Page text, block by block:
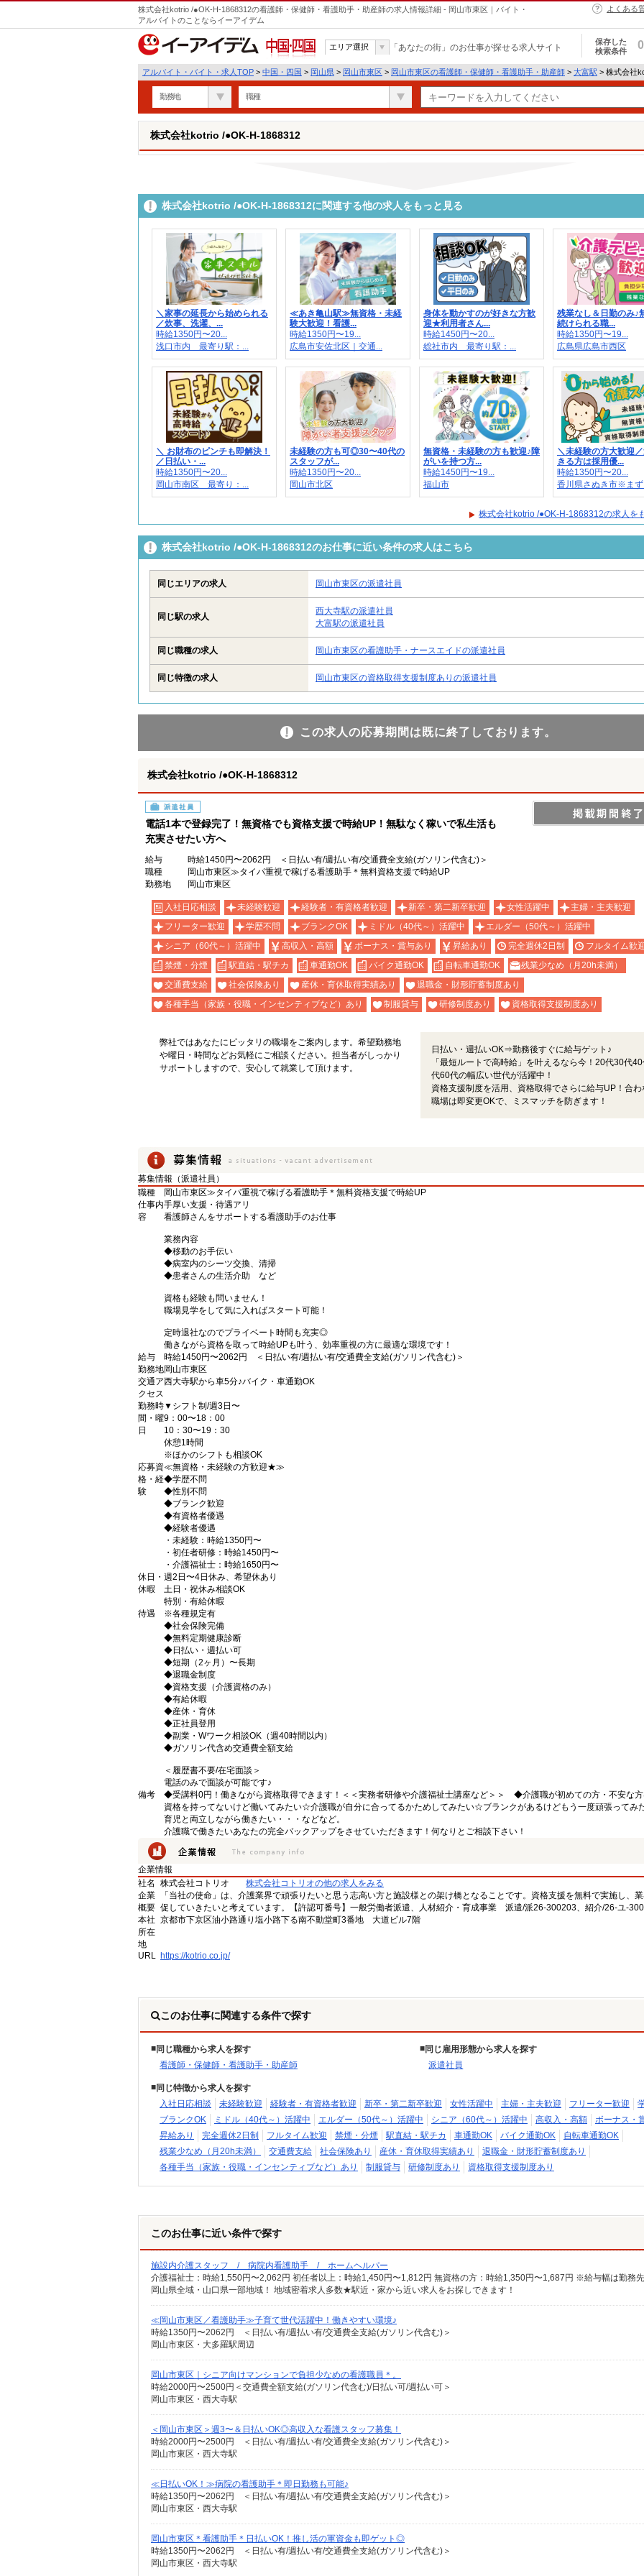
株式会社kotrio /●OK-H-1868312の看護師・保健師・看護助手・助産師の求人情報詳細 - 岡山市東区｜バイト・
アルバイトのことならイーアイデム
よくある
中国・四国
エリア選択 「あなたの街」のお仕事が探せる求人サイト
保存した
検索条件
0
アルバイト・バイト・求人TOP > 中国・四国 > 岡山県 > 岡山市東区 > 岡山市東区の看護師・保健師・看護助手・助産師 > 大富駅 > 株式会社
勤務地 職種
株式会社kotrio /●OK-H-1868312
株式会社kotrio /●OK-H-1868312に関連する他の求人をもっと見る
＼家事の延長から始められる
／炊事、洗濯、...
時給1350円〜20...
浅口市内 最寄り駅：...
≪あき亀山駅≫無資格・未経
験大歓迎！看護...
時給1350円〜19...
広島市安佐北区｜交通...
身体を動かすのが好きな方歓
迎★利用者さん...
時給1450円〜20...
総社市内 最寄り駅：...
残業なし＆日勤のみ♪
続けられる職...
時給1350円〜19...
広島県広島市西区
＼ お財布のピンチも即解決！
／日払い・...
時給1350円〜20...
岡山市南区 最寄り：...
未経験の方も可◎30〜40代の
スタッフが...
時給1350円〜20...
岡山市北区
無資格・未経験の方も歓迎♪障
がいを持つ方...
時給1450円〜19...
福山市
＼未経験の方大歓迎
きる方は採用優...
時給1350円〜20...
香川県さぬき市※まず
株式会社kotrio /●OK-H-1868312の求人を
株式会社kotrio /●OK-H-1868312のお仕事に近い条件の求人はこちら
同じエリアの求人 岡山市東区の派遣社員
同じ駅の求人
西大寺駅の派遣社員
大富駅の派遣社員
同じ職種の求人 岡山市東区の看護助手・ナースエイドの派遣社員
同じ特徴の求人 岡山市東区の資格取得支援制度ありの派遣社員
この求人の応募期間は既に終了しております。
株式会社kotrio /●OK-H-1868312
派遣社員
電話1本で登録完了！無資格でも資格支援で時給UP！無駄なく稼いで私生活も
充実させたい方へ
給与
時給1450円〜2062円 ＜日払い有/週払い有/交通費全支給(ガソリン代含む)＞
職種
岡山市東区≫タイパ重視で稼げる看護助手＊無料資格支援で時給UP
勤務地
岡山市東区
入社日応相談 未経験歓迎 経験者・有資格者歓迎 新卒・第二新卒歓迎 女性活躍中
主婦・主夫歓迎
フリーター歓迎
学歴不問 ブランクOK ミドル（40代～）活躍中
エルダー（50代～）活躍中
シニア（60代～）活躍中
高収入・高額 ボーナス・賞与あり 昇給あり 完全週休2日制
フルタイム歓
禁煙・分煙
駅直結・駅チカ 車通勤OK バイク通勤OK 自転車通勤OK
残業少なめ（月20h未満）
交通費支給
社会保険あり 産休・育休取得実績あり
退職金・財形貯蓄制度あり
各種手当（家族・役職・インセンティブなど）あり
制服貸与 研修制度あり 資格取得支援制度あり
弊社ではあなたにピッタリの職場をご案内します。希望勤務地
や曜日・時間などお気軽にご相談ください。担当者がしっかり
サポートしますので、安心して就業して頂けます。
日払い・週払いOK⇒勤務後すぐに給与ゲット♪
「最短ルートで高時給」を叶えるなら今！20代30代
代60代の幅広い世代が活躍中！
資格支援制度を活用、資格取得でさらに給与UP！合わ
職場は即変更OKで、ミスマッチを防ぎます！
募集情報（派遣社員）
職種
岡山市東区≫タイパ重視で稼げる看護助手＊無料資格支援で時給UP
仕事内
容
手厚い支援・待遇アリ
看護師さんをサポートする看護助手のお仕事
業務内容
◆移動のお手伝い
◆病室内のシーツ交換、清掃
◆患者さんの生活介助 など
資格も経験も問いません！
職場見学をして気に入ればスタート可能！
定時退社なのでプライベート時間も充実◎
働きながら資格を取って時給UPも叶う、効率重視の方に最適な環境です！
給与
時給1450円〜2062円 ＜日払い有/週払い有/交通費全支給(ガソリン代含む)＞
勤務地岡山市東区
交通ア
クセス
西大寺駅から車5分♪バイク・車通勤OK
勤務時
間・曜
日
▼シフト制/週3日〜
9：00〜18：00
10：30〜19：30
休憩1時間
※ほかのシフトも相談OK
応募資
格・経
験
≪無資格・未経験の方歓迎★≫
◆学歴不問
◆性別不問
◆ブランク歓迎
◆有資格者優遇
◆経験者優遇
・未経験：時給1350円〜
・初任者研修：時給1450円〜
・介護福祉士：時給1650円〜
休日・
休暇
週2日〜4日休み、希望休あり
土日・祝休み相談OK
特別・有給休暇
待遇
※各種規定有
◆社会保険完備
◆無料定期健康診断
◆日払い・週払い可
◆短期（2ヶ月）〜長期
◆退職金制度
◆資格支援（介護資格のみ）
◆有給休暇
◆産休・育休
◆正社員登用
◆副業・Wワーク相談OK（週40時間以内）
◆ガソリン代含め交通費全額支給
＜履歴書不要/在宅面談＞
電話のみで面談が可能です♪
備考
◆受講料0円！働きながら資格取得できます！＜＜実務者研修や介護福祉士講座など＞＞ ◆介護職が初めての方・不安な
資格を持ってないけど働いてみたい☆介護職が自分に合ってるかためしてみたい☆ブランクがあるけどもう一度頑張ってみ
育児と両立しながら働きたい・・・などなど。
介護職で働きたいあなたの完全バックアップをさせていただきます！何なりとご相談下さい！
企業情報
社名
株式会社コトリオ
株式会社コトリオの他の求人をみる
企業
概要
「当社の使命」は、介護業界で頑張りたいと思う志高い方と施設様との架け橋となることです。資格支援を無料で実施し、
促していきたいと考えています。【許認可番号】一般労働者派遣、人材紹介・育成事業 派遣/派26-300203、紹介/26-ユ-
本社
所在
地
京都市下京区油小路通り塩小路下る南不動堂町3番地 大道ビル7階
URL https://kotrio.co.jp/
このお仕事に関連する条件で探す
同じ職種から求人を探す
看護師・保健師・看護助手・助産師
同じ雇用形態から求人を探す
派遣社員
同じ特徴から求人を探す
入社日応相談
未経験歓迎 経験者・有資格者歓迎 新卒・第二新卒歓迎 女性活躍中 主婦・主夫歓迎 フリーター歓迎
ブランクOK
ミドル（40代～）活躍中 エルダー（50代～）活躍中 シニア（60代～）活躍中 高収入・高額
ボーナス・
昇給あり
完全週休2日制 フルタイム歓迎 禁煙・分煙 駅直結・駅チカ 車通勤OK バイク通勤OK
自転車通勤OK
残業少なめ（月20h未満）
交通費支給 社会保険あり 産休・育休取得実績あり
退職金・財形貯蓄制度あり
各種手当（家族・役職・インセンティブなど）あり
制服貸与 研修制度あり 資格取得支援制度あり
このお仕事に近い条件で探す
施設内介護スタッフ / 病院内看護助手 / ホームヘルパー
岡山県全域・山口県一部地域！ 地域密着求人多数★駅近・家から近い求人をお探しできます！
≪岡山市東区／看護助手≫子育て世代活躍中！働きやすい環境♪
時給1350円〜2062円 ＜日払い有/週払い有/交通費全支給(ガソリン代含む)＞
岡山市東区・大多羅駅周辺
岡山市東区｜シニア向けマンションで負担少なめの看護職員＊。
時給2000円〜2500円＜交通費全額支給(ガソリン代含む)/日払い可/週払い可＞
岡山市東区・西大寺駅
＜岡山市東区＞週3〜＆日払いOK◎高収入な看護スタッフ募集！
時給2000円〜2500円 ＜日払い有/週払い有/交通費全支給(ガソリン代含む)＞
岡山市東区・西大寺駅
≪日払いOK！≫病院の看護助手＊即日勤務も可能♪
時給1350円〜2062円 ＜日払い有/週払い有/交通費全支給(ガソリン代含む)＞
岡山市東区・西大寺駅
岡山市東区＊看護助手＊日払いOK！推し活の軍資金も即ゲット◎
時給1350円〜2062円 ＜日払い有/週払い有/交通費全支給(ガソリン代含む)＞
岡山市東区・西大寺駅